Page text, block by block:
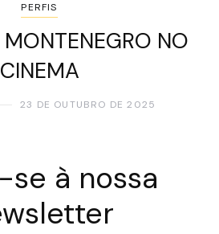
PERFIS
NO
CINEMA
23 DE OUTUBRO DE 2025
à nossa